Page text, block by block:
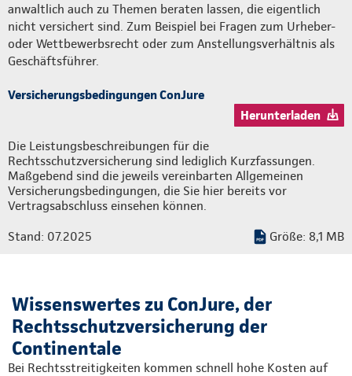
anwaltlich auch zu Themen beraten lassen, die eigentlich
nicht versichert sind. Zum Beispiel bei Fragen zum Urheber-
oder Wettbewerbsrecht oder zum Anstellungsverhältnis als
Geschäftsführer.
Versicherungsbedingungen ConJure
Herunterladen
Die Leistungsbeschreibungen für die
Rechtsschutzversicherung sind lediglich Kurzfassungen.
Maßgebend sind die jeweils vereinbarten Allgemeinen
Versicherungsbedingungen, die Sie hier bereits vor
Vertragsabschluss einsehen können.
Stand: 07.2025 Größe: 8,1 MB
Wissenswertes zu ConJure, der
Rechtsschutzversicherung der
Continentale
Bei Rechtsstreitigkeiten kommen schnell hohe Kosten auf